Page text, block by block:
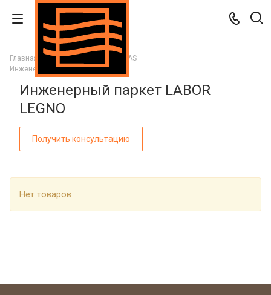
Главная Каталог
Паркет ITLAS
Инженерный паркет LABOR LEGNO
Инженерный паркет LABOR
LEGNO
Получить консультацию
Нет товаров